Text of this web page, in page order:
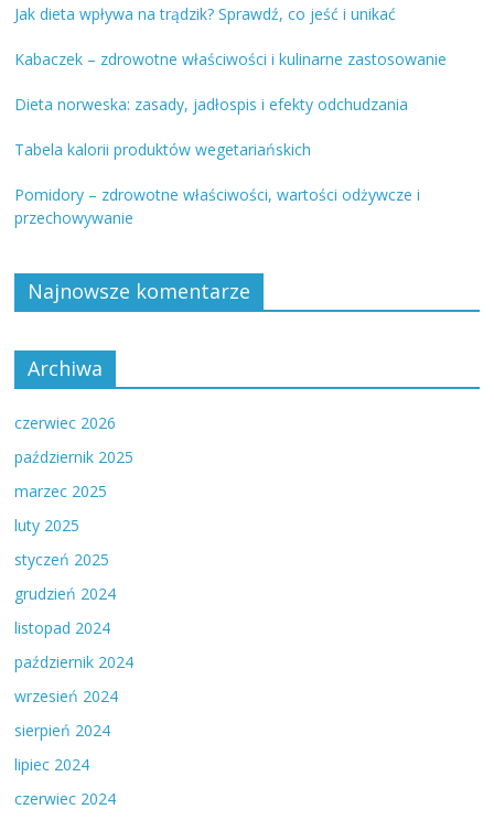
Jak dieta wpływa na trądzik? Sprawdź, co jeść i unikać
Kabaczek – zdrowotne właściwości i kulinarne zastosowanie
Dieta norweska: zasady, jadłospis i efekty odchudzania
Tabela kalorii produktów wegetariańskich
Pomidory – zdrowotne właściwości, wartości odżywcze i
przechowywanie
Najnowsze komentarze
Archiwa
czerwiec 2026
październik 2025
marzec 2025
luty 2025
styczeń 2025
grudzień 2024
listopad 2024
październik 2024
wrzesień 2024
sierpień 2024
lipiec 2024
czerwiec 2024